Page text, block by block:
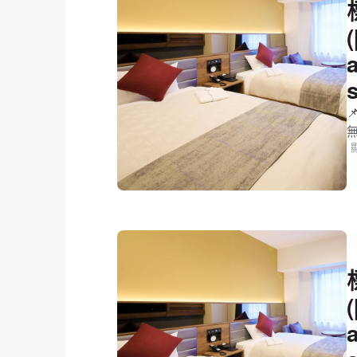
福岡天